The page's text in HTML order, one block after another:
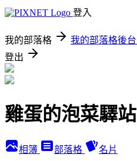
登入
我的部落格 我的部落格後台
登出
雞蛋的泡菜驛站
相簿 部落格 名片